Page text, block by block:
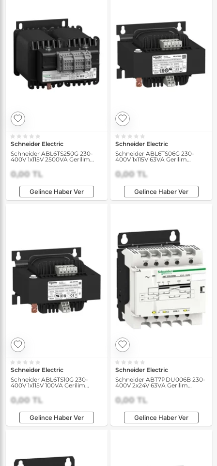
Schneider Electric
Schneider ABL6TS250G 230-
400V 1x115V 2500VA Gerilim
0,00 TL
Gelince Haber Ver
Schneider Electric
Schneider ABL6TS06G 230-
400V 1x115V 63VA Gerilim
0,00 TL
Gelince Haber Ver
Schneider Electric
Schneider ABL6TS10G 230-
400V 1x115V 100VA Gerilim
0,00 TL
Gelince Haber Ver
Schneider Electric
Schneider ABT7PDU006B 230-
400V 2x24V 63VA Gerilim
0,00 TL
Gelince Haber Ver